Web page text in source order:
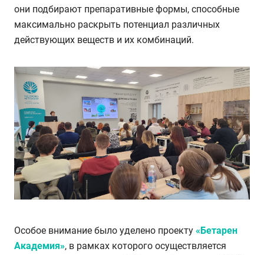
они подбирают препаративные формы, способные
максимально раскрыть потенциал различных
действующих веществ и их комбинаций.
Особое внимание было уделено проекту «Бетарен
Академия», в рамках которого осуществляется